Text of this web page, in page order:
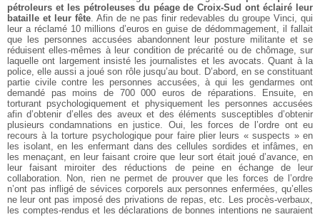
pétroleurs et les pétroleuses du péage de Croix-Sud ont éclairé leur
bataille et leur fête. Afin de ne pas finir redevables du groupe Vinci, qui
leur a réclamé 10 millions d’euros en guise de dédommagement, il fallait
que les personnes accusées abandonnent leur posture militante et se
réduisent elles-mêmes à leur condition de précarité ou de chômage, sur
laquelle ont largement insisté les journalistes et les avocats. Quant à la
police, elle aussi a joué son rôle jusqu’au bout. D’abord, en se constituant
partie civile contre les personnes accusées, à qui les gendarmes ont
demandé pas moins de 700 000 euros de réparations. Ensuite, en
torturant psychologiquement et physiquement les personnes accusées
afin d’obtenir d’elles des aveux et des éléments susceptibles d’obtenir
plusieurs condamnations en justice. Oui, les forces de l’ordre ont eu
recours à la torture psychologique pour faire plier leurs « suspects » en
les isolant, en les enfermant dans des cellules sordides et infâmes, en
les menaçant, en leur faisant croire que leur sort était joué d’avance, en
leur faisant miroiter des réductions de peine en échange de leur
collaboration. Non, rien ne permet de prouver que les forces de l’ordre
n’ont pas infligé de sévices corporels aux personnes enfermées, qu’elles
ne leur ont pas imposé des privations de repas, etc. Les procès-verbaux,
les comptes-rendus et les déclarations de bonnes intentions ne sauraient